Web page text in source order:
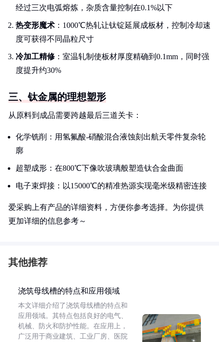
经过三次电弧熔炼，杂质含量控制在0.1%以下
热变形魔术 ：1000℃热轧让钛锭延展成板材，控制冷却速
度可获得不同晶粒尺寸
冷加工精修 ：室温轧制使板材厚度精确到0.1mm，同时强
度提升约30%
三、钛金属的理想塑形
从原料到成品需要跨越最后三道关卡：
化学铣削：用氢氟酸-硝酸混合液蚀刻出航天零件复杂轮
廓
超塑成形：在800℃下像吹玻璃般塑造钛合金曲面
电子束焊接：以15000℃的精准热源实现毫米级精密连接
爱采购上有产品的详细资料，方便你参考选择。为你提供
更加详细的信息参考～
其他推荐
浇筑母线槽的特点和应用领域
本文详细介绍了浇筑母线槽的特点和
应用领域。其特点包括良好的电气、
机械、防火和防护性能。在应用上，
广泛用于商业建筑、工业厂房、医院